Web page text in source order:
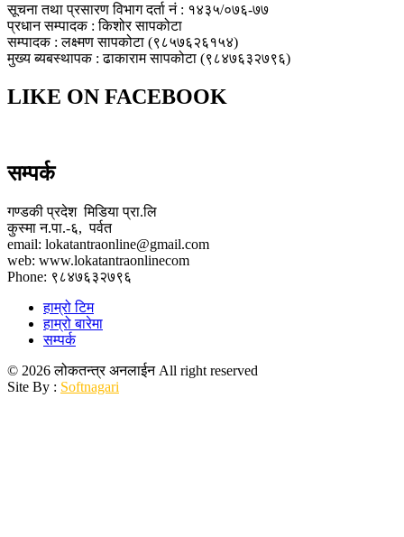
सूचना तथा प्रसारण विभाग दर्ता नं : १४३५/०७६-७७
प्रधान सम्पादक : किशोर सापकोटा
सम्पादक : लक्ष्मण सापकोटा (९८५७६२६१५४)
मुख्य ब्यबस्थापक : ढाकाराम सापकोटा (९८४७६३२७९६)
LIKE ON FACEBOOK
सम्पर्क
गण्डकी प्रदेश मिडिया प्रा.लि
कुस्मा न.पा.-६, पर्वत
email: lokatantraonline@gmail.com
web: www.lokatantraonlinecom
Phone: ९८४७६३२७९६
हाम्रो टिम
हाम्रो बारेमा
सम्पर्क
© 2026 लोकतन्त्र अनलाईन All right reserved
Site By : Softnagari